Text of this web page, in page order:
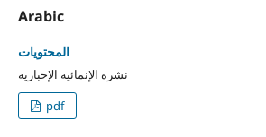
Arabic
المحتويات
نشرة الإنمائية الإخبارية
pdf